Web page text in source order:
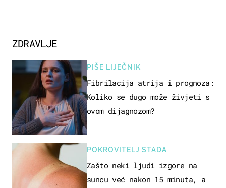
ZDRAVLJE
PIŠE LIJEČNIK
Fibrilacija atrija i prognoza:
Koliko se dugo može živjeti s
ovom dijagnozom?
POKROVITELJ STADA
Zašto neki ljudi izgore na
suncu već nakon 15 minuta, a